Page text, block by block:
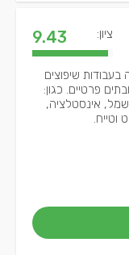
ציון: 9.43
שיפוצים
פרטיים. כגון:
אינסטלציה,
וטייח.